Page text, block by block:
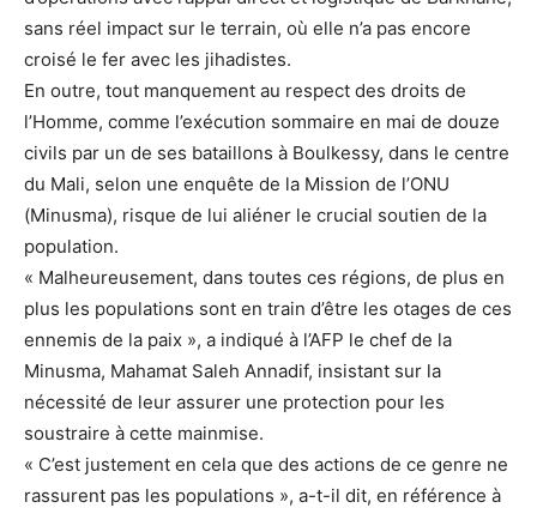
sans réel impact sur le terrain, où elle n’a pas encore
croisé le fer avec les jihadistes.
En outre, tout manquement au respect des droits de
l’Homme, comme l’exécution sommaire en mai de douze
civils par un de ses bataillons à Boulkessy, dans le centre
du Mali, selon une enquête de la Mission de l’ONU
(Minusma), risque de lui aliéner le crucial soutien de la
population.
« Malheureusement, dans toutes ces régions, de plus en
plus les populations sont en train d’être les otages de ces
ennemis de la paix », a indiqué à l’AFP le chef de la
Minusma, Mahamat Saleh Annadif, insistant sur la
nécessité de leur assurer une protection pour les
soustraire à cette mainmise.
« C’est justement en cela que des actions de ce genre ne
rassurent pas les populations », a-t-il dit, en référence à